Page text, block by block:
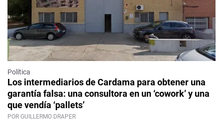
Política
Los intermediarios de Cardama para obtener una
garantía falsa: una consultora en un ‘cowork’ y una
que vendía ‘pallets’
POR GUILLERMO DRAPER